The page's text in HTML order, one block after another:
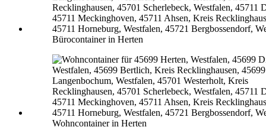
Bürocontainer in Herten
Wohncontainer in Herten